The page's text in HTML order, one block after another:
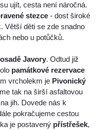
ujít, cesta není náročná.
stezce - dost široké
Větší děti se zde snadno
nebo u potůčků.
osadě Javory. Odtud již
památkové rezervace
vrcholekm je Pivonický
tak na širší asfaltovou
jih. Dovede nás k
pokračujeme cestou
je postavený přístřešek,